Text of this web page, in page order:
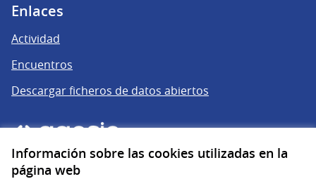
Información sobre las cookies utilizadas en la
página web
Enlaces
Actividad
Encuentros
Descargar ficheros de datos abiertos